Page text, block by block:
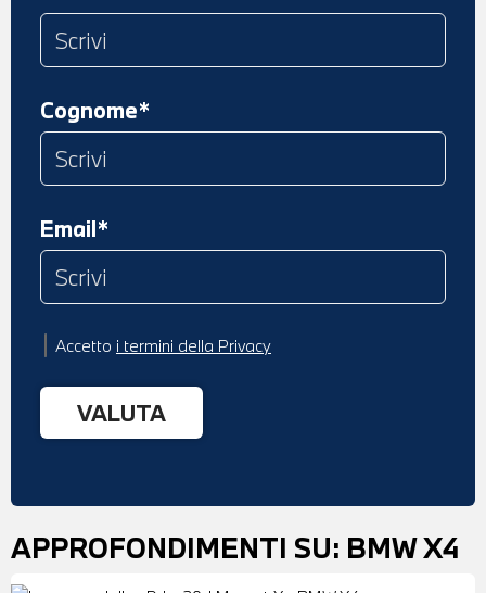
Cognome*
Email*
Accetto i termini della Privacy
APPROFONDIMENTI SU: BMW X4